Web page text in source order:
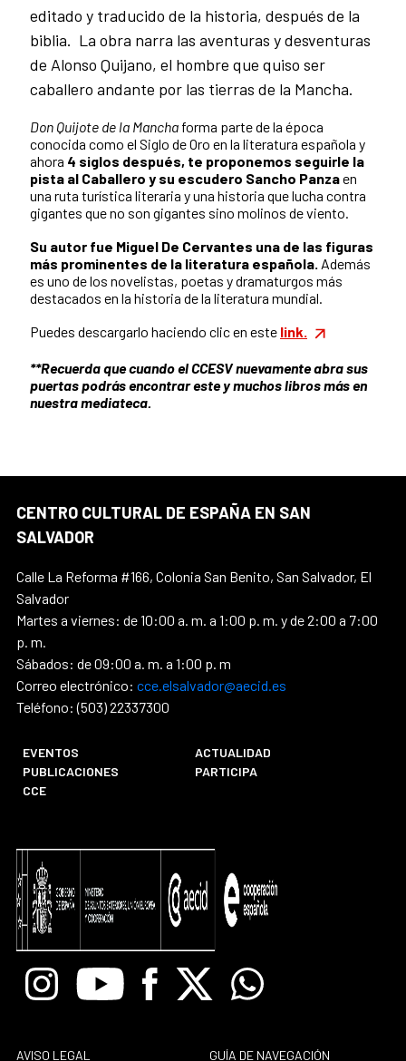
editado y traducido de la historia, después de la
biblia. La obra narra las aventuras y desventuras
de Alonso Quijano, el hombre que quiso ser
caballero andante por las tierras de la Mancha.
Don Quijote de la Mancha forma parte de la época
conocida como el Siglo de Oro en la literatura española y
ahora 4 siglos después, te proponemos seguirle la
pista al Caballero y su escudero Sancho Panzaen
una ruta turística literaria y una historia que lucha contra
gigantes que no son gigantes sino molinos de viento.
Su autor fue Miguel De Cervantes una de las figuras
más prominentes de la literatura española. Además
es uno de los novelistas, poetas y dramaturgos más
destacados en la historia de la literatura mundial.
Puedes descargarlo haciendo clic en este link.
**Recuerda que cuando el CCESV nuevamente abra sus
puertas podrás encontrar este y muchos libros más en
nuestra mediateca.
CENTRO CULTURAL DE ESPAÑA EN SAN
SALVADOR
Calle La Reforma #166, Colonia San Benito, San Salvador, El
Salvador
Martes a viernes: de 10:00 a. m. a 1:00 p. m. y de 2:00 a 7:00
p. m.
Sábados: de 09:00 a. m. a 1:00 p. m
Correo electrónico: cce.elsalvador@aecid.es
Teléfono: (503) 22337300
EVENTOS
ACTUALIDAD
PUBLICACIONES
PARTICIPA
CCE
InstagramYoutube Facebook
X Whatsapp
AVISO LEGAL
GUÍA DE NAVEGACIÓN